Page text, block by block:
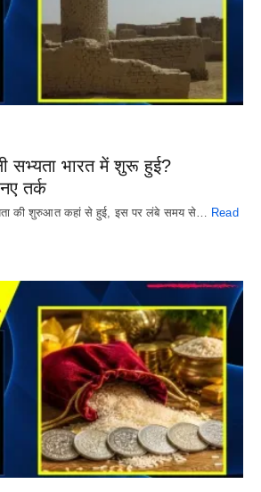
सभ्यता भारत में शुरू हुई?
तर्क
की शुरुआत कहां से हुई, इस पर लंबे समय से… Read